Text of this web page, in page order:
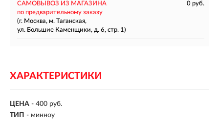
САМОВЫВОЗ ИЗ МАГАЗИНА
0 руб.
по предварительному заказу
(г. Москва, м. Таганская,
ул. Большие Каменщики, д. 6, стр. 1)
ХАРАКТЕРИСТИКИ
ЦЕНА - 400 руб.
ТИП - минноу